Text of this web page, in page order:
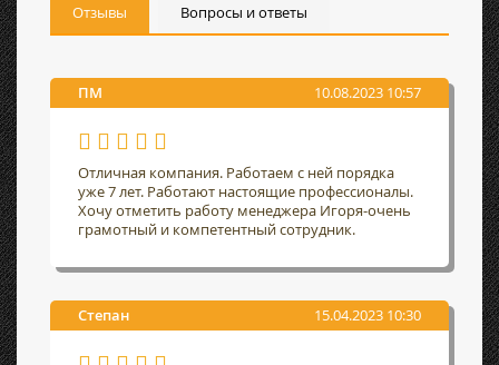
Отзывы Вопросы и ответы
ПМ 10.08.2023 10:57
Отличная компания. Работаем с ней порядка
уже 7 лет. Работают настоящие профессионалы.
Хочу отметить работу менеджера Игоря-очень
грамотный и компетентный сотрудник.
Степан 15.04.2023 10:30